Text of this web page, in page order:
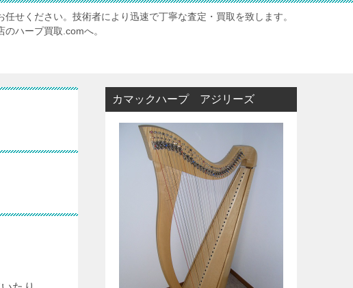
せください。技術者により迅速で丁寧な査定・買取を致します。
ハープ買取.comへ。
カマックハープ アジリーズ